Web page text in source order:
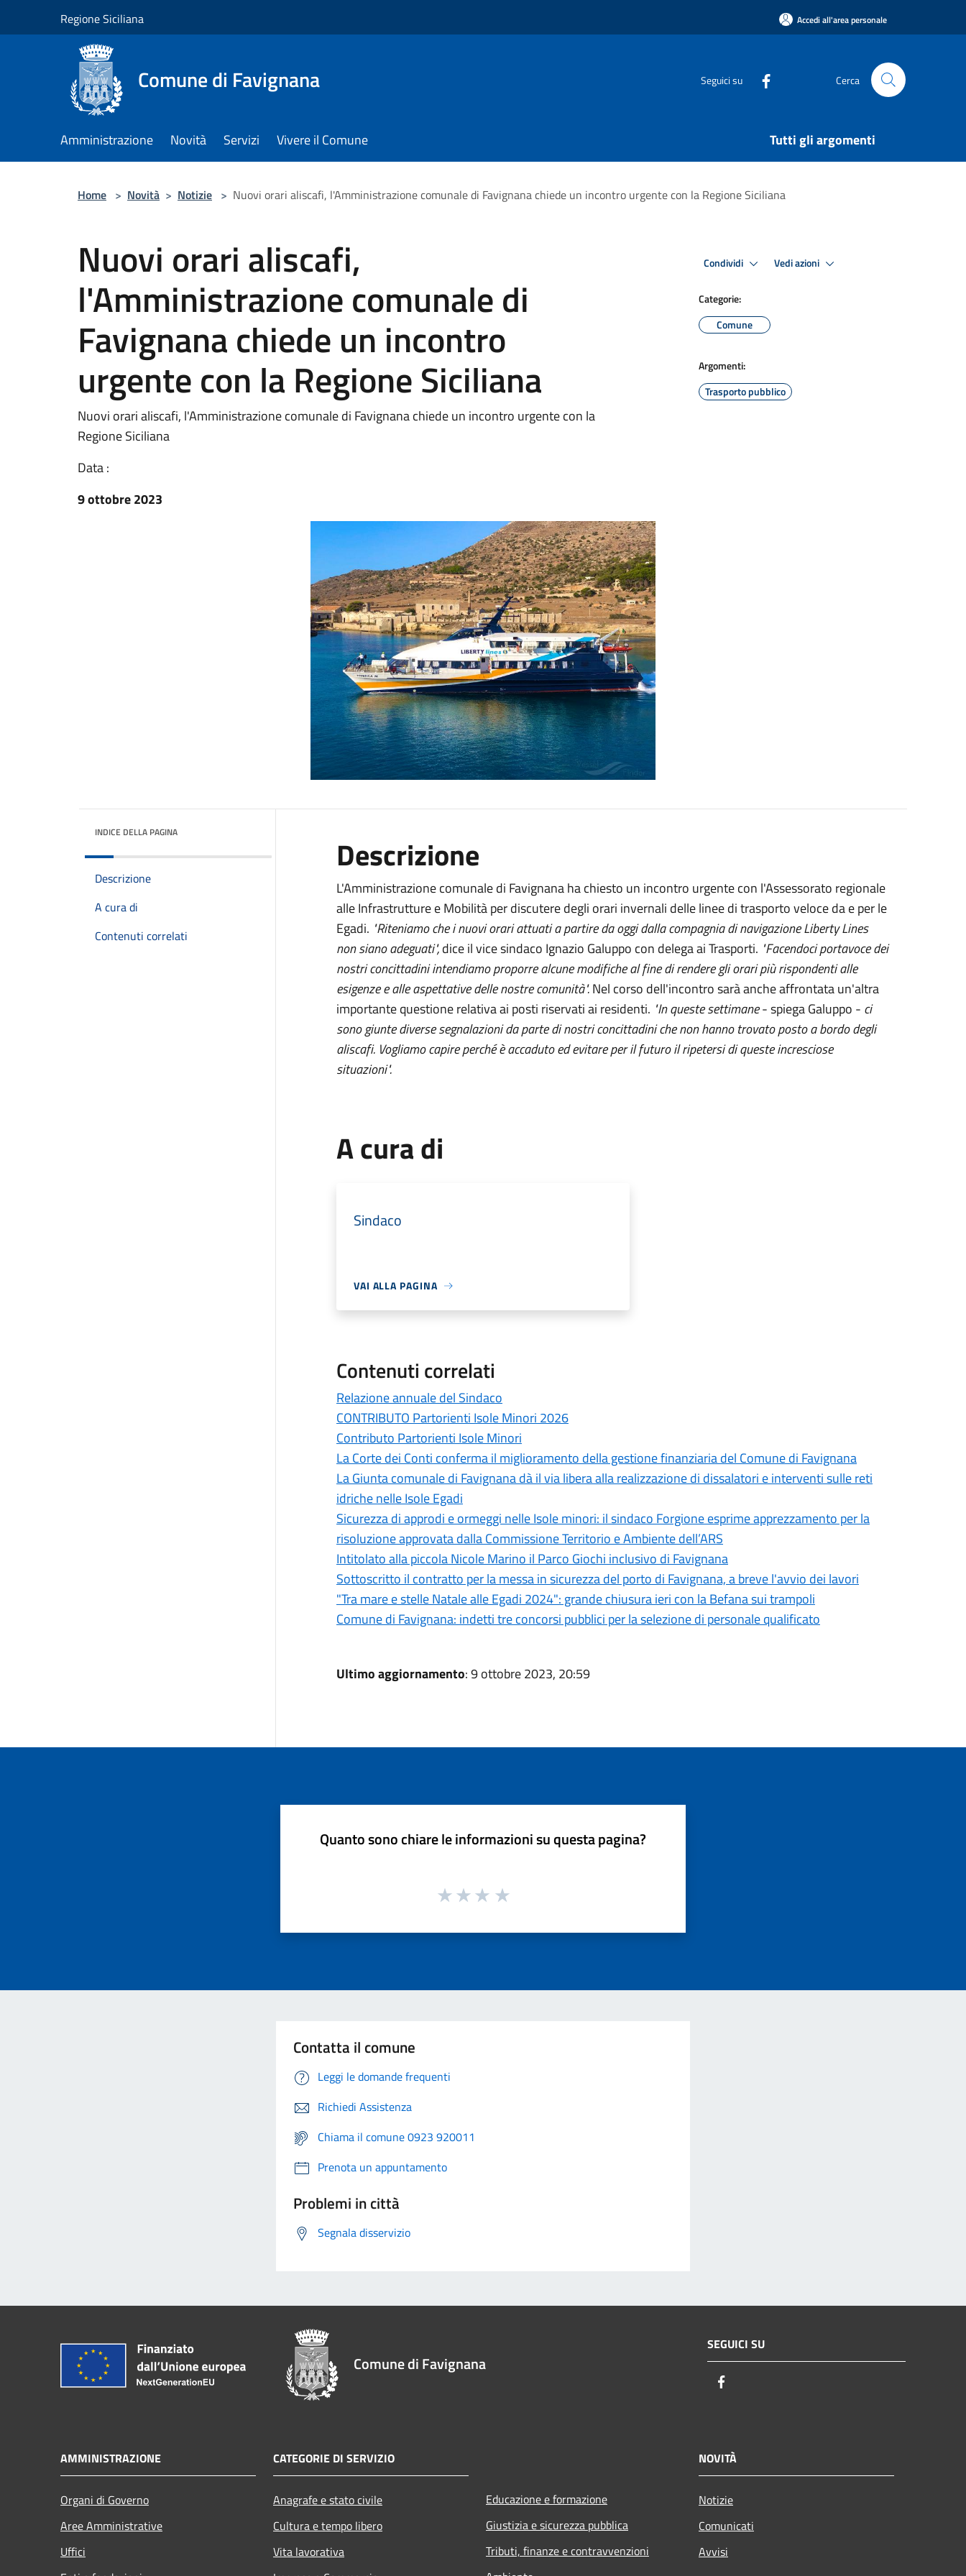
Regione Siciliana Accedi all'area personale
Comune di Favignana Seguici su Cerca
Amministrazione Novità Servizi Vivere il Comune Tutti gli argomenti
Home > Novità > Notizie > Nuovi orari aliscafi, l'Amministrazione comunale di Favignana chiede un incontro urgente con la Regione Siciliana
Nuovi orari aliscafi,
l'Amministrazione comunale di
Favignana chiede un incontro
urgente con la Regione Siciliana
Nuovi orari aliscafi, l'Amministrazione comunale di Favignana chiede un incontro urgente con la
Regione Siciliana
Data :
9 ottobre 2023
Condividi Vedi azioni
Categorie:
Comune
Argomenti:
Trasporto pubblico
INDICE DELLA PAGINA
Descrizione
A cura di
Contenuti correlati
Descrizione
L'Amministrazione comunale di Favignana ha chiesto un incontro urgente con l'Assessorato regionale
alle Infrastrutture e Mobilità per discutere degli orari invernali delle linee di trasporto veloce da e per le
Egadi. "Riteniamo che i nuovi orari attuati a partire da oggi dalla compagnia di navigazione Liberty Lines
non siano adeguati",dice il vice sindaco Ignazio Galuppo con delega ai Trasporti. "Facendoci portavoce dei
nostri concittadini intendiamo proporre alcune modifiche al fine di rendere gli orari più rispondenti alle
esigenze e alle aspettative delle nostre comunità".Nel corso dell'incontro sarà anche affrontata un'altra
importante questione relativa ai posti riservati ai residenti. "In queste settimane- spiega Galuppo - ci
sono giunte diverse segnalazioni da parte di nostri concittadini che non hanno trovato posto a bordo degli
aliscafi. Vogliamo capire perché è accaduto ed evitare per il futuro il ripetersi di queste incresciose
situazioni".
A cura di
Sindaco
VAI ALLA PAGINA
Contenuti correlati
Relazione annuale del Sindaco
CONTRIBUTO Partorienti Isole Minori 2026
Contributo Partorienti Isole Minori
La Corte dei Conti conferma il miglioramento della gestione finanziaria del Comune di Favignana
La Giunta comunale di Favignana dà il via libera alla realizzazione di dissalatori e interventi sulle reti
idriche nelle Isole Egadi
Sicurezza di approdi e ormeggi nelle Isole minori: il sindaco Forgione esprime apprezzamento per la
risoluzione approvata dalla Commissione Territorio e Ambiente dell’ARS
Intitolato alla piccola Nicole Marino il Parco Giochi inclusivo di Favignana
Sottoscritto il contratto per la messa in sicurezza del porto di Favignana, a breve l'avvio dei lavori
"Tra mare e stelle Natale alle Egadi 2024": grande chiusura ieri con la Befana sui trampoli
Comune di Favignana: indetti tre concorsi pubblici per la selezione di personale qualificato
Ultimo aggiornamento: 9 ottobre 2023, 20:59
Quanto sono chiare le informazioni su questa pagina?
Contatta il comune
Leggi le domande frequenti
Richiedi Assistenza
Chiama il comune 0923 920011
Prenota un appuntamento
Problemi in città
Segnala disservizio
Comune di Favignana
SEGUICI SU
AMMINISTRAZIONE
Organi di Governo
Aree Amministrative
Uffici
CATEGORIE DI SERVIZIO
Anagrafe e stato civile
Cultura e tempo libero
Vita lavorativa
Educazione e formazione
Giustizia e sicurezza pubblica
Tributi, finanze e contravvenzioni
NOVITÀ
Notizie
Comunicati
Avvisi